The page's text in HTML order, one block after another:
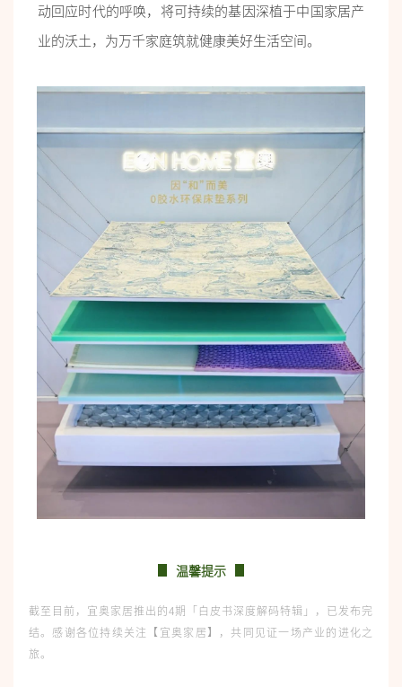
动回应时代的呼唤，将可持续的基因深植于中国家居产
业的沃土，为万千家庭筑就健康美好生活空间。
温馨提示
截至目前，宜奥家居推出的4期「白皮书深度解码特辑」，已发布完
结。感谢各位持续关注【宜奥家居】，共同见证一场产业的进化之
旅。